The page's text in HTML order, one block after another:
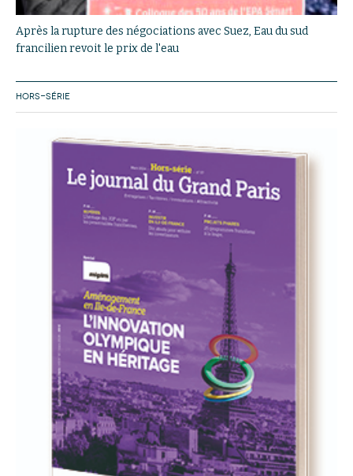
Après la rupture des négociations avec Suez, Eau du sud
francilien revoit le prix de l'eau
HORS-SÉRIE